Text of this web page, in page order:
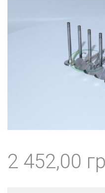
2 452,00